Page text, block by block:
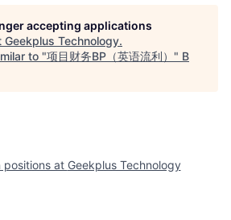
accepting applications
Geekplus Technology.
to "项目财务BP（英语流利） " B
positions at Geekplus Technology